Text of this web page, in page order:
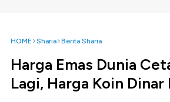
HOME Sharia Berita Sharia
Harga Emas Dunia
Lagi, Harga Koin Dinar